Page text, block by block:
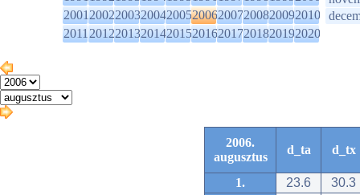
2001200220032004200520062007200820092010
2011201220132014201520162017201820192020
2006.
augusztus
d_ta d_tx
1. 23.6
30.3